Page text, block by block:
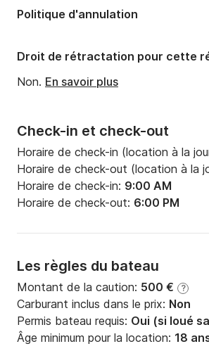
Nombre de couchages:
Check-in et check-out
Horaire de check-in (location à la
Horaire de check-out (location à la
Horaire de check-in: 9:00 AM
Horaire de check-out: 6:00 PM
Les règles du bateau
Montant de la caution: 500 € ?
Carburant inclus dans le prix: Non
Permis bateau requis: Oui (si loué
Âge minimum pour la location: 18
Politique d'annulation
Droit de rétractation pour cette
Non. En savoir plus